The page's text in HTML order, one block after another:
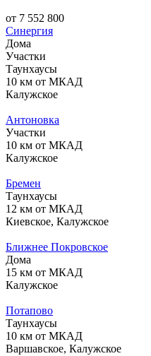
от 7 552 800
Синергия
Дома
Участки
Таунхаусы
10 км от МКАД
Калужское
Антоновка
Участки
10 км от МКАД
Калужское
Бремен
Таунхаусы
12 км от МКАД
Киевское, Калужское
Ближнее Покровское
Дома
15 км от МКАД
Калужское
Потапово
Таунхаусы
10 км от МКАД
Варшавское, Калужское